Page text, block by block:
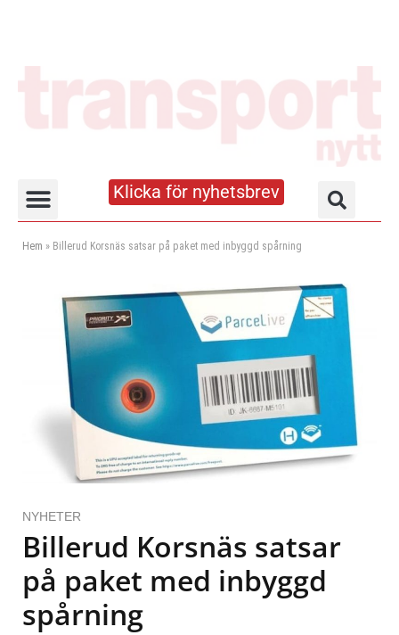
Klicka för nyhetsbrev
Hem » Billerud Korsnäs satsar på paket med inbyggd spårning
NYHETER
Billerud Korsnäs satsar
på paket med inbyggd
spårning